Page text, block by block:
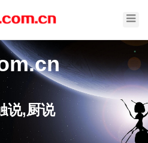
说,厨说